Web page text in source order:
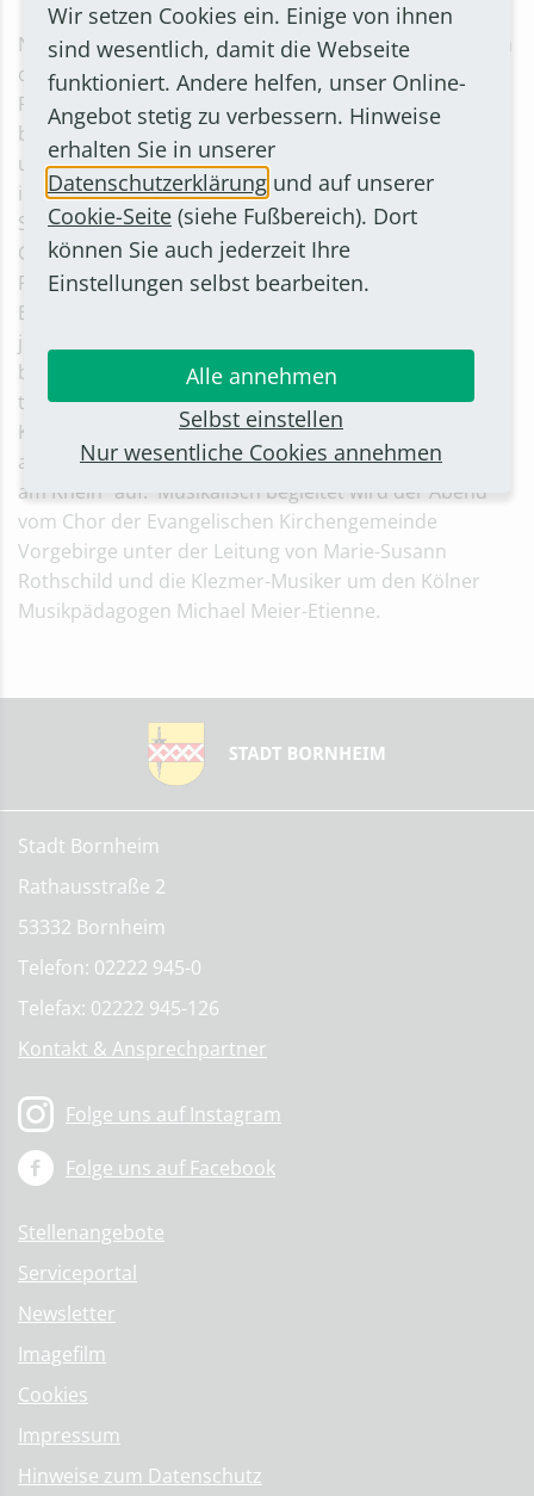
Nach dem gemeinsamen Gedenken am Friedhof gehen
die Teilnehmerinnen und Teilnehmer gemeinsam zur
Rheinhalle, wo gegen 18.30 Uhr das Bühnenprogramm
beginnt. Auch in diesem Jahr haben Schulen, Kirchen
und Jugendeinrichtungen ein bewegendes und
informatives Programm zusammengestellt.
Schülerinnen und Schüler der Heinrich-Böll-
Gesamtschule werden durch einen Abend mit
Filmbeiträgen des Kulturraums Sechtem und der
Europaschule führen, die sich unter anderem mit der
jüdischen Künstlerfamilie Feldmann aus Roisdorf
beschäftigen. Clara Feldmann und ihr Bruder Alfons
traten bis zur Machtübernahme der Nazis als gefeierte
Kabarett-Künstler, Pianisten und Parodisten unter
anderem im Rheinhotel Dreesen, dem „Weißen Haus
am Rhein“ auf. Musikalisch begleitet wird der Abend
vom Chor der Evangelischen Kirchengemeinde
Vorgebirge unter der Leitung von Marie-Susann
Rothschild und die Klezmer-Musiker um den Kölner
Musikpädagogen Michael Meier-Etienne.
Stadt Bornheim
Rathausstraße 2
53332 Bornheim
Telefon: 02222 945-0
Telefax: 02222 945-126
Kontakt & Ansprechpartner
Folge uns auf Instagram
Folge uns auf Facebook
Stellenangebote
Serviceportal
Newsletter
Imagefilm
Cookies
Impressum
Hinweise zum Datenschutz
Wir setzen Cookies ein. Einige von ihnen
sind wesentlich, damit die Webseite
funktioniert. Andere helfen, unser Online-
Angebot stetig zu verbessern. Hinweise
erhalten Sie in unserer
Datenschutzerklärung und auf unserer
Cookie-Seite (siehe Fußbereich). Dort
können Sie auch jederzeit Ihre
Einstellungen selbst bearbeiten.
Alle annehmen
Selbst einstellen
Nur wesentliche Cookies annehmen